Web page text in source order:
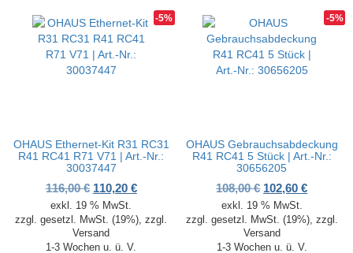
-5%
OHAUS Ethernet-Kit R31 RC31
R41 RC41 R71 V71 | Art.-Nr.:
30037447
116,00€ Ursprünglicher Preis war: 116,00 €
110,20 €Aktueller Preis ist: 110,20 €.
exkl. 19 % MwSt.
zzgl. gesetzl. MwSt. (19%), zzgl.
Versand
1-3 Wochen u. ü. V.
-5%
OHAUS Gebrauchsabdeckung
R41 RC41 5 Stück | Art.-Nr.:
30656205
108,00€ Ursprünglicher
102,60€
exkl. 19 % MwSt.
zzgl. gesetzl. MwSt. (19%), zzgl.
Versand
1-3 Wochen u. ü. V.